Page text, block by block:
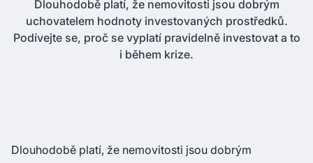
Dlouhodobě platí, že nemovitosti jsou dobrým
uchovatelem hodnoty investovaných prostředků.
Podívejte se, proč se vyplatí pravidelně investovat a to
i během krize.
Dlouhodobě platí, že nemovitosti jsou dobrým